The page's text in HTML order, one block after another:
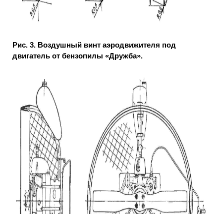
Рис. 3. Воздушный винт аэродвижителя под
двигатель от бензопилы «Дружба».